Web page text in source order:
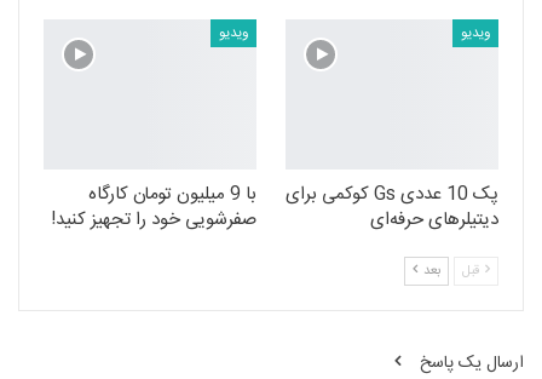
ویدیو
پک 10 عددی Gs کوکمی برای
دیتیلرهای حرفه‌ای
ویدیو
با 9 میلیون تومان کارگاه
صفرشویی خود را تجهیز کنید!
قبل بعد
ارسال یک پاسخ